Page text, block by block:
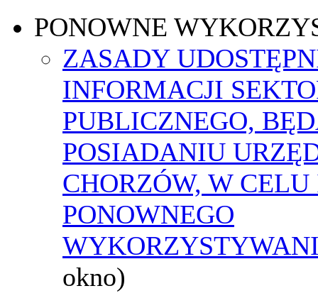
PONOWNE
ZASADY
INFORMACJI
PUBLICZNEGO,
POSIADANIU
CHORZÓW, W
PONOWNEGO
okno)